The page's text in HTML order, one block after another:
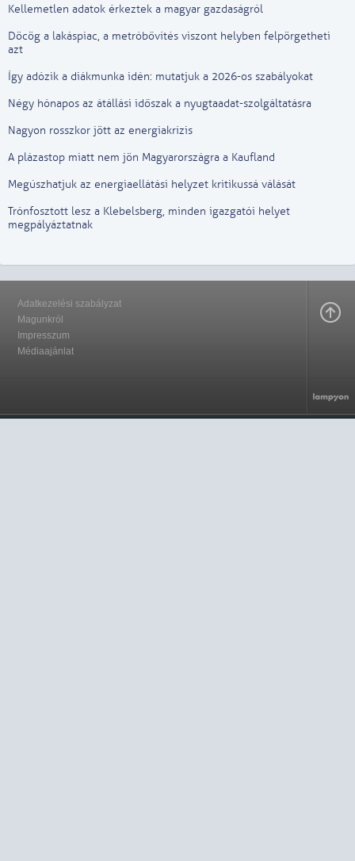
Kellemetlen adatok érkeztek a magyar gazdaságról
Döcög a lakáspiac, a metróbővítés viszont helyben felpörgetheti
azt
Így adózik a diákmunka idén: mutatjuk a 2026-os szabályokat
Négy hónapos az átállási időszak a nyugtaadat-szolgáltatásra
Nagyon rosszkor jött az energiakrízis
A plázastop miatt nem jön Magyarországra a Kaufland
Megúszhatjuk az energiaellátási helyzet kritikussá válását
Trónfosztott lesz a Klebelsberg, minden igazgatói helyet
megpályáztatnak
Adatkezelési szabályzat
Magunkról
Impresszum
Médiaajánlat